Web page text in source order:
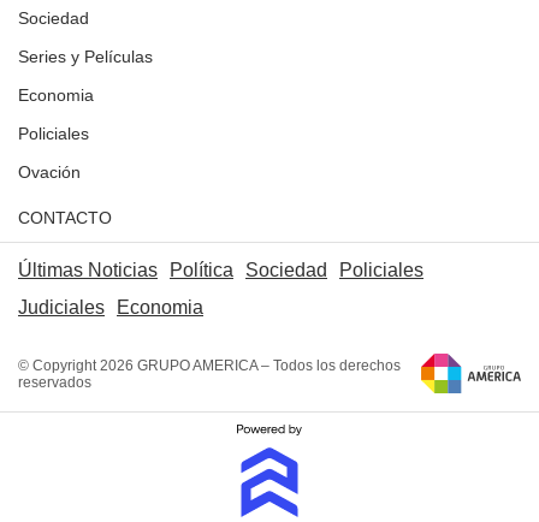
Sociedad
Series y Películas
Economia
Policiales
Ovación
CONTACTO
Últimas Noticias Política Sociedad
Policiales
Judiciales
Economia
© Copyright 2026 GRUPO AMERICA – Todos los derechos
reservados